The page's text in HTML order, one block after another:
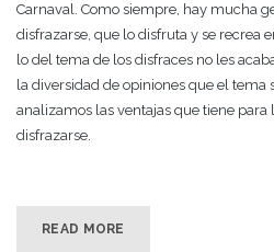
Carnaval. Como siempre, hay mucha
disfrazarse, que lo disfruta y se recrea
lo del tema de los disfraces no les
la diversidad de opiniones que el tema
analizamos las ventajas que tiene para
disfrazarse.
READ MORE